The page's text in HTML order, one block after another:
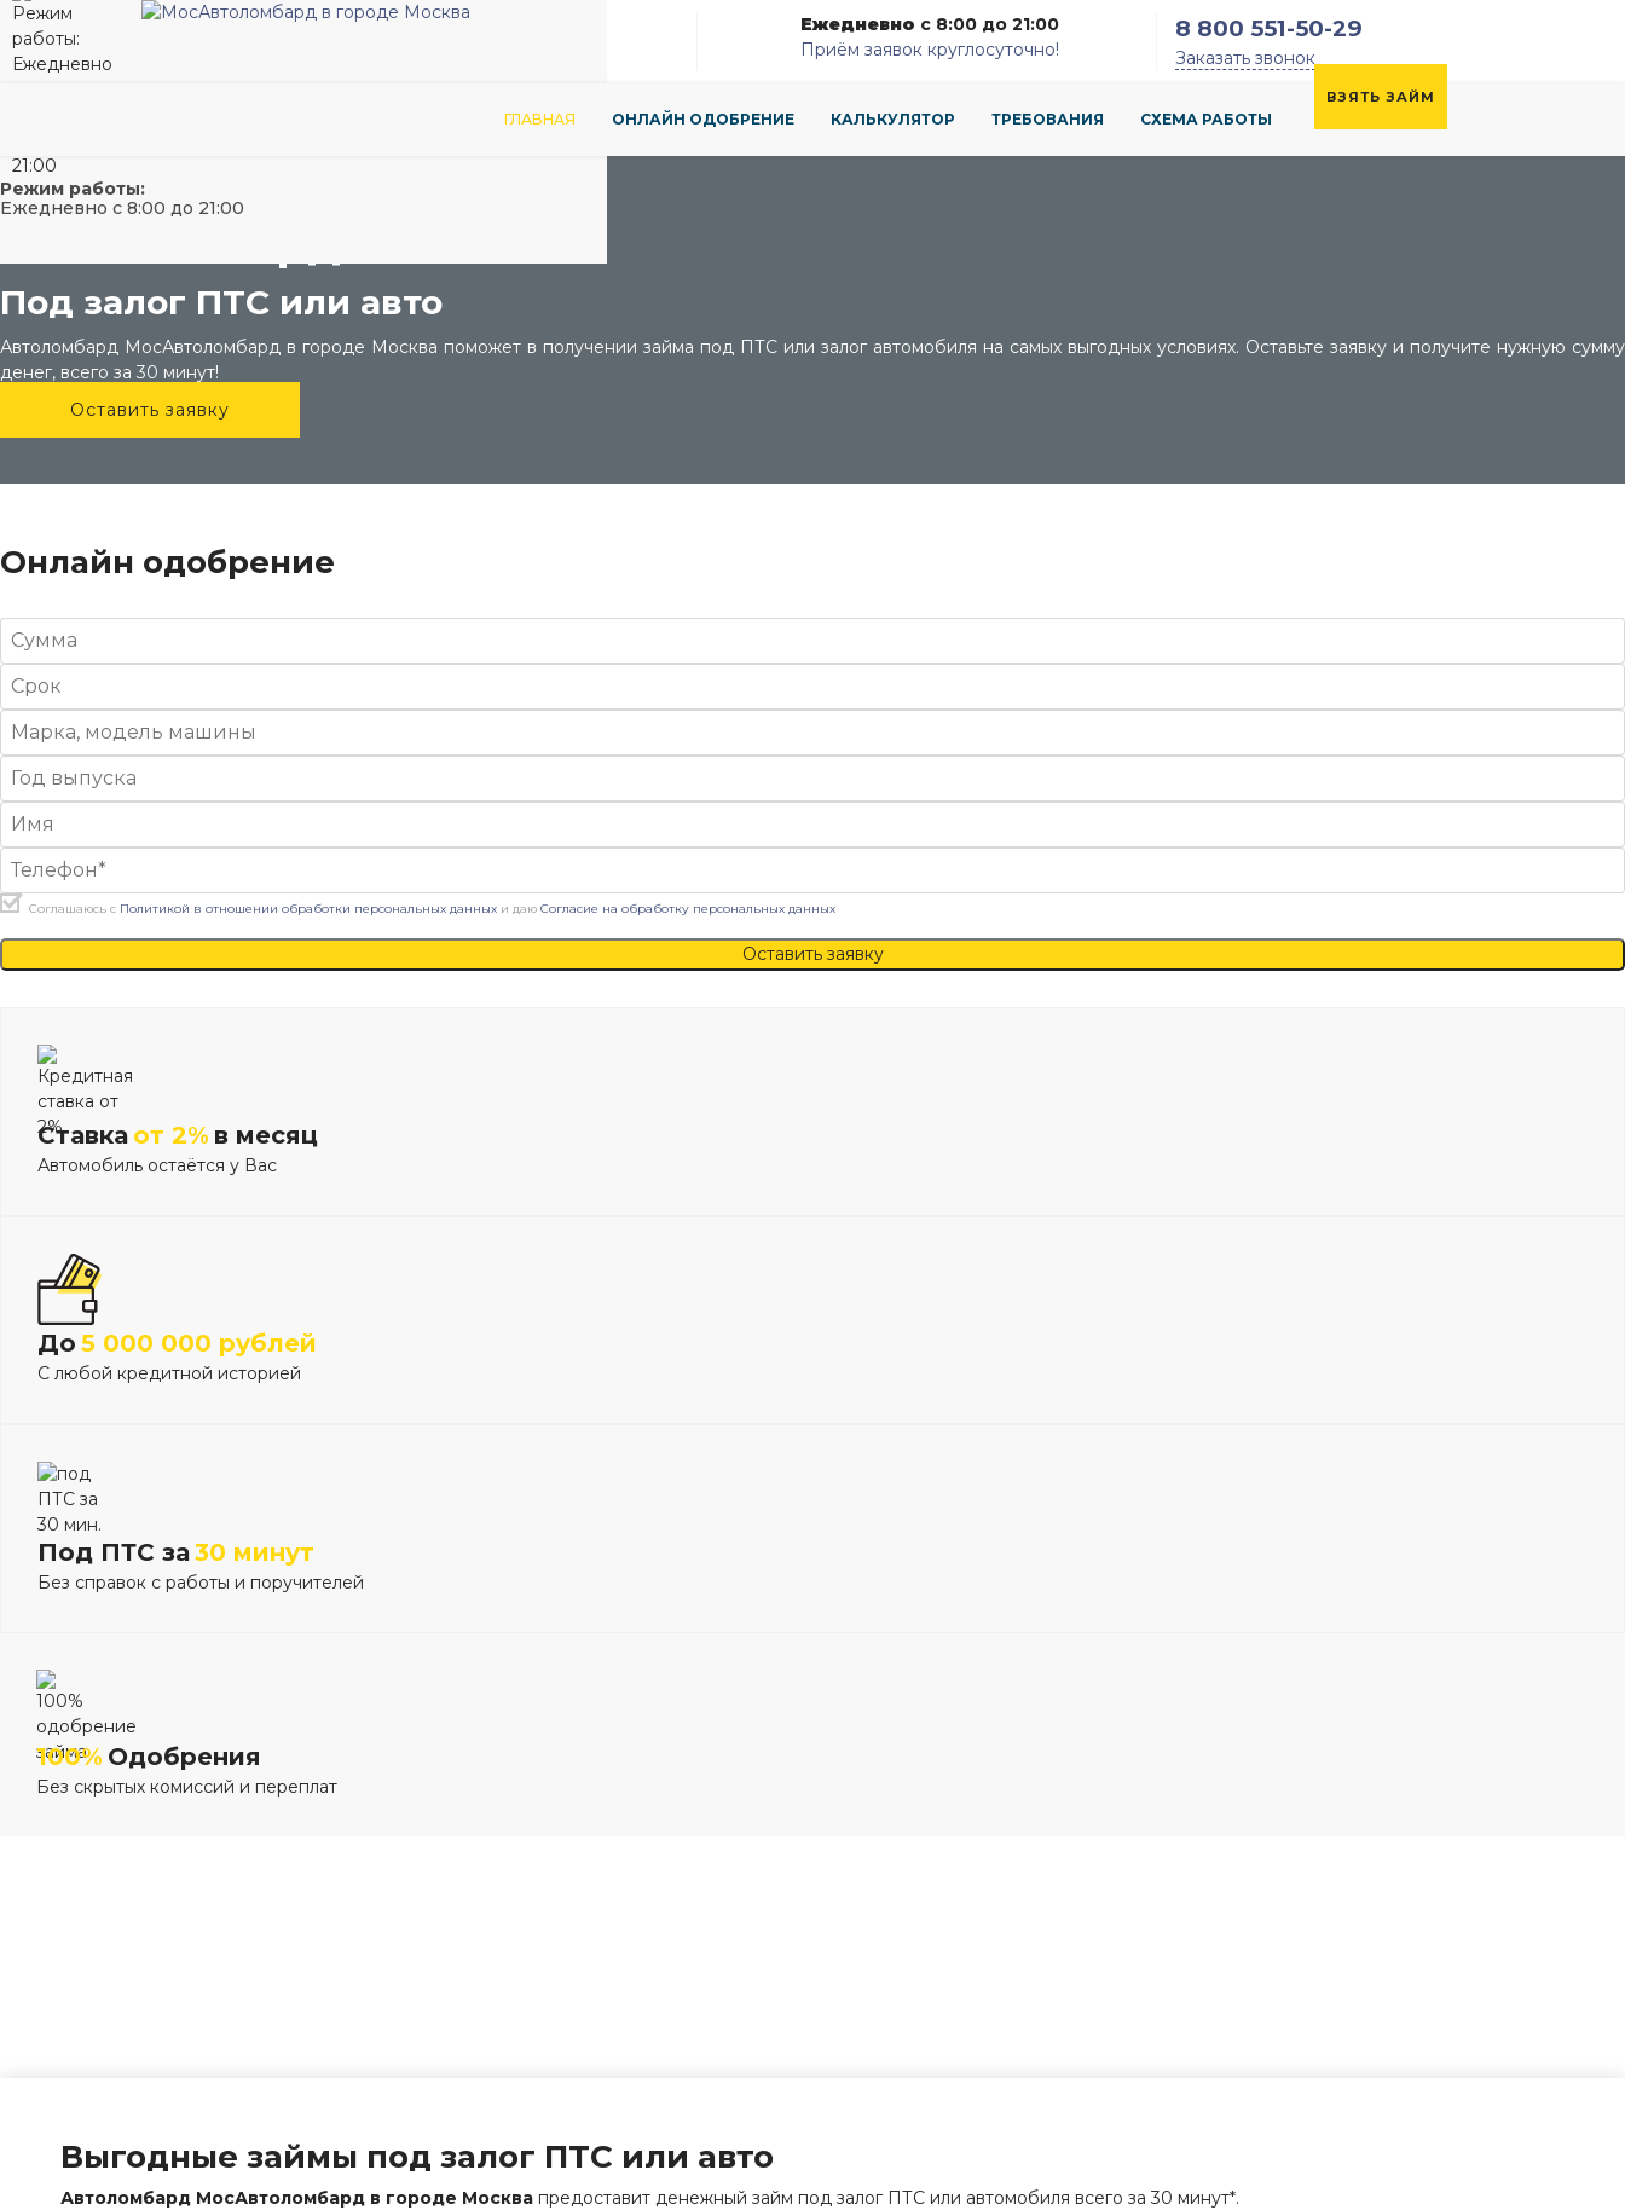
Ваш город Ежедневно с 8:00 до 21:00
Приём заявок круглосуточно!
8 800 551-50-29
Заказать звонок
ГЛАВНАЯ ОНЛАЙН ОДОБРЕНИЕ КАЛЬКУЛЯТОР ТРЕБОВАНИЯ СХЕМА РАБОТЫ
ВЗЯТЬ ЗАЙМ
Под залог ПТС или авто
Автоломбард МосАвтоломбард в городе Москва поможет в получении займа под ПТС или залог автомобиля на самых выгодных условиях. Оставьте заявку и получите нужную сумму
денег, всего за 30 минут!
Оставить заявку
Онлайн одобрение
Соглашаюсь с Политикой в отношении обработки персональных данных и даю Согласие на обработку персональных данных
Оставить заявку
Ставка от 2% в месяц
Автомобиль остаётся у Вас
До 5 000 000 рублей
С любой кредитной историей
Под ПТС за30 минут
Без справок с работы и поручителей
100% Одобрения
Без скрытых комиссий и переплат
Выгодные займы под залог ПТС или авто
Автоломбард МосАвтоломбард в городе Москва предоставит денежный займ под залог ПТС или автомобиля всего за 30 минут*.
Режим работы:
Ежедневно с 8:00 до 21:00